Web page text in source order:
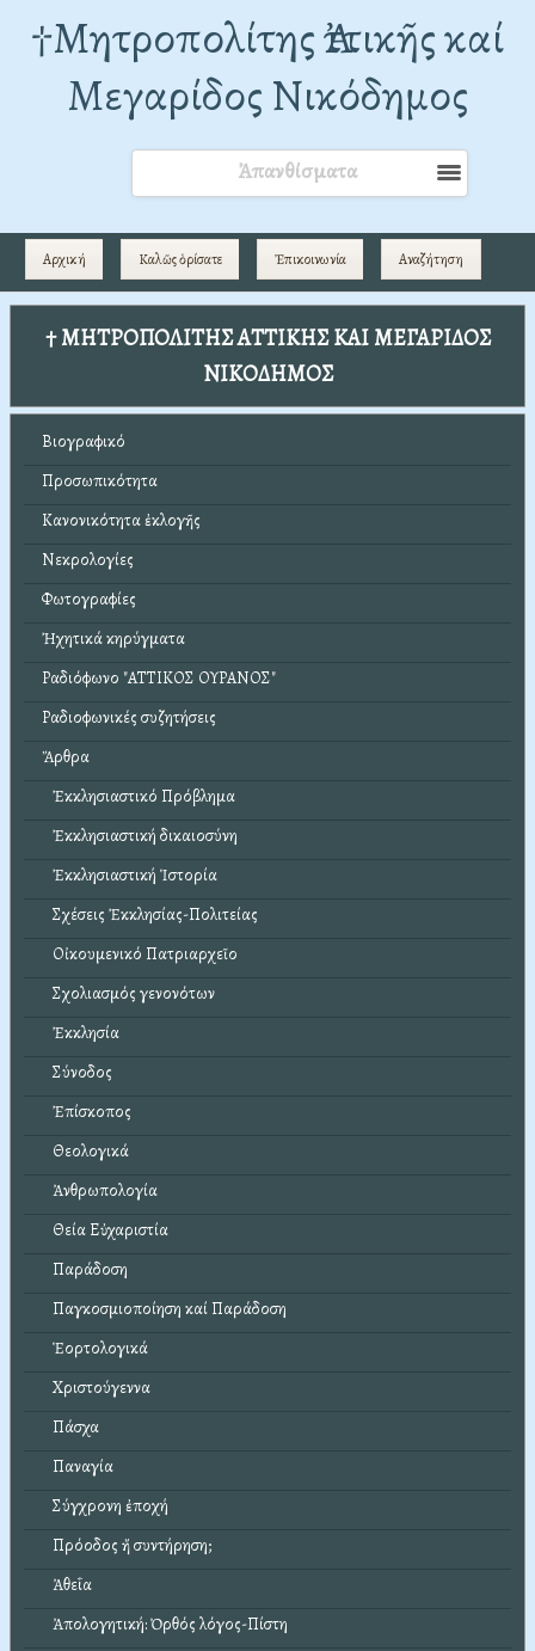
†Mητροπολίτης Ἀττικῆς καί
Μεγαρίδος Νικόδημος
Ἀπανθίσματα
Αρχική Καλῶς ὁρίσατε Ἐπικοινωνία Αναζήτηση
† ΜΗΤΡΟΠΟΛΙΤΗΣ ΑΤΤΙΚΗΣ ΚΑΙ ΜΕΓΑΡΙΔΟΣ
ΝΙΚΟΔΗΜΟΣ
Βιογραφικό
Προσωπικότητα
Κανονικότητα ἐκλογῆς
Νεκρολογίες
Φωτογραφίες
Ἠχητικά κηρύγματα
Ραδιόφωνο "ΑΤΤΙΚΟΣ ΟΥΡΑΝΟΣ"
Ραδιοφωνικές συζητήσεις
Ἄρθρα
Ἐκκλησιαστικό Πρόβλημα
Ἐκκλησιαστική δικαιοσύνη
Ἐκκλησιαστική Ἱστορία
Σχέσεις Ἐκκλησίας-Πολιτείας
Οἰκουμενικό Πατριαρχεῖο
Σχολιασμός γενονότων
Ἐκκλησία
Σύνοδος
Ἐπίσκοπος
Θεολογικά
Ἀνθρωπολογία
Θεία Εὐχαριστία
Παράδοση
Παγκοσμιοποίηση καί Παράδοση
Ἑορτολογικά
Χριστούγεννα
Πάσχα
Παναγία
Σύγχρονη ἐποχή
Πρόοδος ἤ συντήρηση;
Ἀθεΐα
Ἀπολογητική: Ὀρθός λόγος-Πίστη